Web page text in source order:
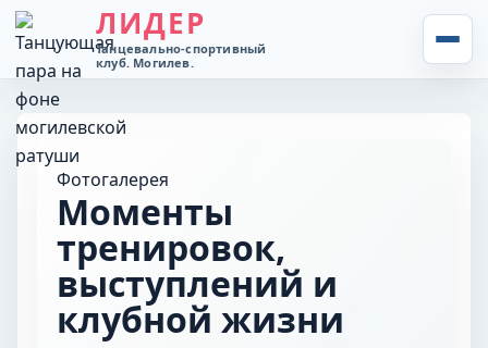
ЛИДЕР
Танцевально-спортивный
клуб. Могилев.
НОВОСТИ
ФОТО
Фотогалерея
Моменты
тренировок,
выступлений и
клубной жизни